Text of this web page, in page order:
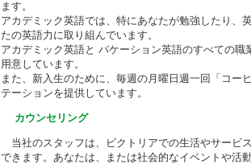
ます。
アカデミック英語では、特にあなたが勉強したり、
たの英語力に取り組んでいます。
アカデミック英語と バケーション英語のすべての職
用意しています。
また、新入生のために、毎週の月曜日週一回「コー
テーションを提供しています。
カウンセリング
当社のスタッフは、ビクトリアでの生活やサービ
できます。あなたは、または社会的なイベントや活